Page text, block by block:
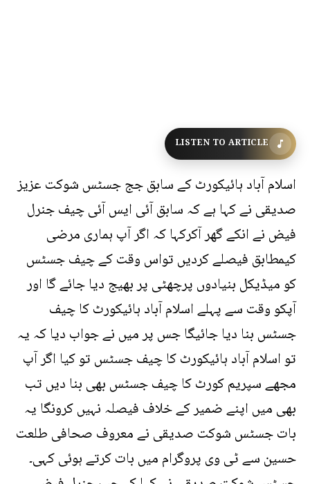
LISTEN TO ARTICLE
اسلام آباد ہائیکورٹ کے سابق جج جسٹس شوکت عزیز
صدیقی نے کہا ہے کہ سابق آئی ایس آئی چیف جنرل
فیض نے انکے گھر آکرکہا کہ اگر آپ ہماری مرضی
کیمطابق فیصلے کردیں تواس وقت کے چیف جسٹس
کو میڈیکل بنیادوں پرچھٹی پر بھیج دیا جائے گا اور
آپکو وقت سے پہلے اسلام آباد ہائیکورٹ کا چیف
جسٹس بنا دیا جائیگا جس پر میں نے جواب دیا کہ یہ
تو اسلام آباد ہائیکورٹ کا چیف جسٹس تو کیا اگر آپ
مجھے سپریم کورٹ کا چیف جسٹس بھی بنا دیں تب
بھی میں اپنے ضمیر کے خلاف فیصلہ نہیں کرونگا یہ
بات جسٹس شوکت صدیقی نے معروف صحافی طلعت
حسین سے ٹی وی پروگرام میں بات کرتے ہوئی کہی۔